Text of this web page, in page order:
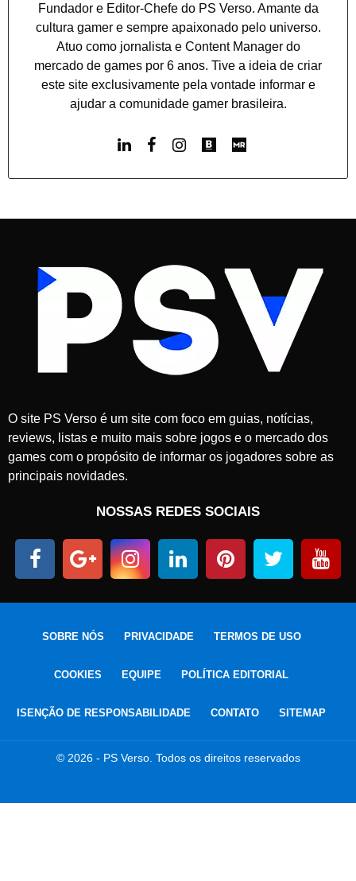
Fundador e Editor-Chefe do PS Verso. Amante da
cultura gamer e sempre apaixonado pelo universo.
Atuo como jornalista e Content Manager do
mercado de games por 6 anos. Tive a ideia de criar
este site exclusivamente pela vontade informar e
ajudar a comunidade gamer brasileira.
O site PS Verso é um site com foco em guias, notícias,
reviews, listas e muito mais sobre jogos e o mercado dos
games com o propósito de informar os jogadores sobre as
principais novidades.
NOSSAS REDES SOCIAIS
SOBRE NÓS PRIVACIDADE TERMOS DE USO
COOKIES EQUIPE POLÍTICA EDITORIAL
ISENÇÃO DE RESPONSABILIDADE CONTATO SITEMAP
© 2026 - PS Verso. Todos os direitos reservados